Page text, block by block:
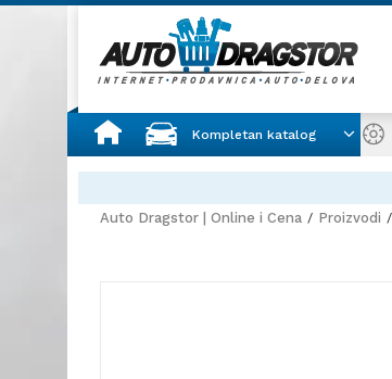
Kompletan katalog
Auto Dragstor | Online i Cena Proizvodi